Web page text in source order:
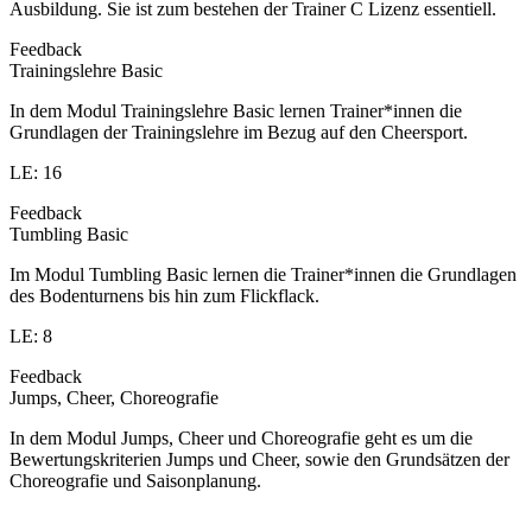
Ausbildung. Sie ist zum bestehen der Trainer C Lizenz essentiell.
Feedback
Trainingslehre Basic
In dem Modul Trainingslehre Basic lernen Trainer*innen die
Grundlagen der Trainingslehre im Bezug auf den Cheersport.
LE: 16
Feedback
Tumbling Basic
Im Modul Tumbling Basic lernen die Trainer*innen die Grundlagen
des Bodenturnens bis hin zum Flickflack.
LE: 8
Feedback
Jumps, Cheer, Choreografie
In dem Modul Jumps, Cheer und Choreografie geht es um die
Bewertungskriterien Jumps und Cheer, sowie den Grundsätzen der
Choreografie und Saisonplanung.